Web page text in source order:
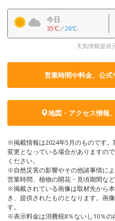
今日
35℃／26℃
天気情報提供
営業時間や料金、公式
地図・アクセス情報
※掲載情報は2024年5月のものです
変更となっている場合がありますの
ください。
※自然災害の影響やその他諸事情に
営業時間、植物の開花・見頃期間な
※掲載されている画像は取材先から
き、提供されたものとなります。画
す。
※表示料金は消費税8％ないし10％の